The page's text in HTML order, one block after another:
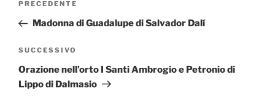
Articolo
precedente:
PRECEDENTE
Madonna di Guadalupe di Salvador Dalí
Articolo
successivo
SUCCESSIVO
Orazione nell’orto I Santi Ambrogio e Petronio di
Lippo di Dalmasio